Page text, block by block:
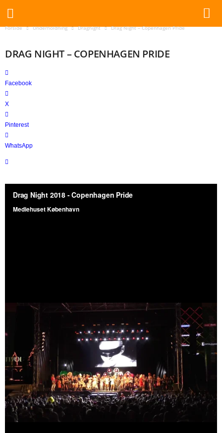
Forside Underholdning Dragnight Drag Night – Copenhagen Pride
DRAG NIGHT – COPENHAGEN PRIDE
Facebook
X
Pinterest
WhatsApp